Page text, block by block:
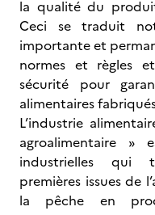
la qualité du
Ceci se traduit
importante et
normes et règles
sécurité pour
alimentaires
L’industrie
agroalimentaire »
industrielles qui
premières issues de
la pêche en